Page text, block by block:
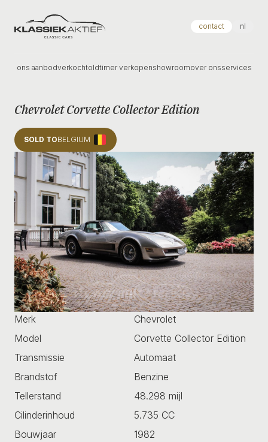
Klassiek Aktief contact nl
ons aanbodverkochtoldtimer verkopenshowroomover onsservices
Chevrolet Corvette Collector Edition
SOLD TOBELGIUM
Merk
Chevrolet
Model
Corvette Collector Edition
Transmissie
Automaat
Brandstof
Benzine
Tellerstand
48.298 mijl
Cilinderinhoud
5.735 CC
Bouwjaar
1982